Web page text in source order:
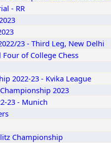
- RR
23 - Third Leg, New Delhi
of College Chess
2022-23 - Kvika League
2023
23 - Munich
Championship